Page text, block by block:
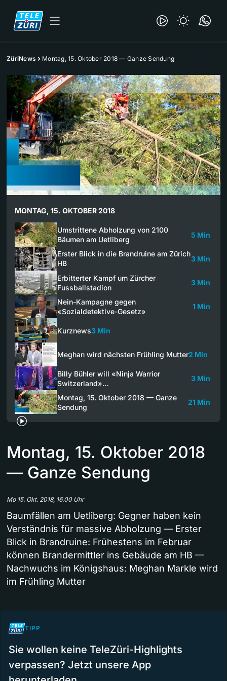
ZüriNews Montag, 15. Oktober 2018 — Ganze Sendung
MONTAG, 15. OKTOBER 2018
Umstrittene Abholzung von 2100
Bäumen am Uetliberg
5 Min
Erster Blick in die Brandruine am Zürich
HB
3 Min
Erbitterter Kampf um Zürcher
Fussballstadion
3 Min
Nein-Kampagne gegen
«Sozialdetektive-Gesetz»
1 Min
Kurznews3 Min
Meghan wird nächsten Frühling Mutter2 Min
Billy Bühler will «Ninja Warrior
Switzerland»…
3 Min
Montag, 15. Oktober 2018 — Ganze
Sendung
21 Min
Montag, 15. Oktober 2018
— Ganze Sendung
Mo 15. Okt. 2018, 16.00 Uhr
Baumfällen am Uetliberg: Gegner haben kein
Verständnis für massive Abholzung — Erster
Blick in Brandruine: Frühestens im Februar
können Brandermittler ins Gebäude am HB —
Nachwuchs im Königshaus: Meghan Markle wird
im Frühling Mutter
TIPP
Sie wollen keine TeleZüri-Highlights
verpassen? Jetzt unsere App